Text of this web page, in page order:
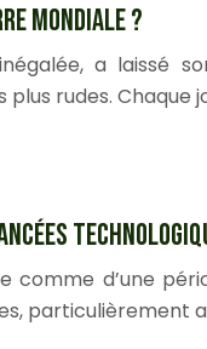
mondiale ?
a laissé
rudes. Chaque
comme d’une
particulièrement